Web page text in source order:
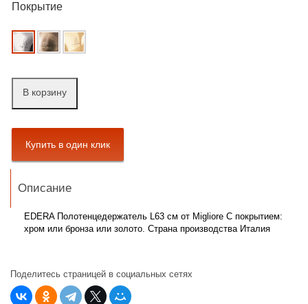
Покрытие
В корзину
Описание
EDERA Полотенцедержатель L63 см от Migliore С покрытием:
хром или бронза или золото. Страна производства Италия
Поделитесь страницей в социальных сетях